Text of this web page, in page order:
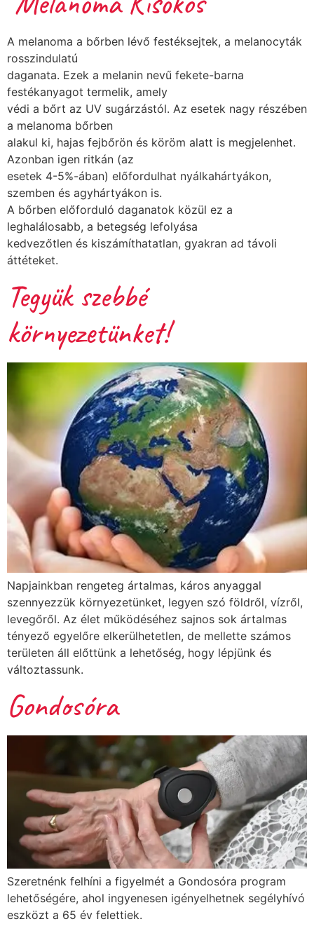
A melanoma a bőrben lévő festéksejtek, a melanocyták
rosszindulatú
daganata. Ezek a melanin nevű fekete-barna
festékanyagot termelik, amely
védi a bőrt az UV sugárzástól. Az esetek nagy részében
a melanoma bőrben
alakul ki, hajas fejbőrön és köröm alatt is megjelenhet.
Azonban igen ritkán (az
esetek 4-5%-ában) előfordulhat nyálkahártyákon,
szemben és agyhártyákon is.
A bőrben előforduló daganatok közül ez a
leghalálosabb, a betegség lefolyása
kedvezőtlen és kiszámíthatatlan, gyakran ad távoli
áttéteket.
Tegyük szebbé
környezetünket!
Napjainkban rengeteg ártalmas, káros anyaggal
szennyezzük környezetünket, legyen szó földről, vízről,
levegőről. Az élet működéséhez sajnos sok ártalmas
tényező egyelőre elkerülhetetlen, de mellette számos
területen áll előttünk a lehetőség, hogy lépjünk és
változtassunk.
Gondosóra
Szeretnénk felhíni a figyelmét a Gondosóra program
lehetőségére, ahol ingyenesen igényelhetnek segélyhívó
eszközt a 65 év felettiek.